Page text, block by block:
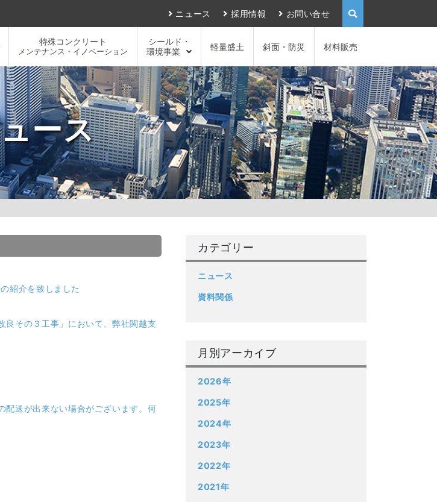
ニュース 採用情報 お問い合せ
特殊コンクリート
メンテナンス・イノベーション
シールド・
環境事業
軽量盛土 斜面・防災 材料販売
ース
紹介を致しました
良その３工事」において、弊社関越支
配送が出来ない場合がございます。何
カテゴリー
ニュース
資料関係
月別アーカイブ
2026年
2025年
2024年
2023年
2022年
2021年